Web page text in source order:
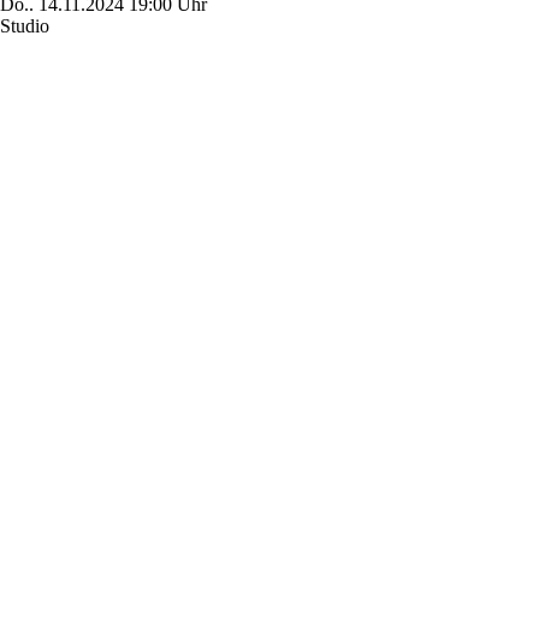
Do.. 14.11.2024 19:00 Uhr
Studio